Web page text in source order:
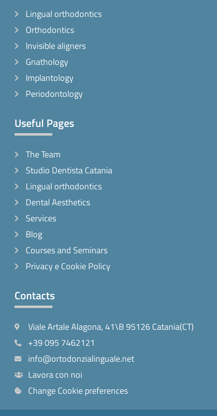
o
k
-
f
r
a
m
Lingual orthodontics
Orthodontics
Invisible aligners
Gnathology
Implantology
Periodontology
Useful Pages
The Team
Studio Dentista Catania
Lingual orthodontics
Dental Aesthetics
Services
Blog
Courses and Seminars
Privacy e Cookie Policy
Contacts
Viale Artale Alagona, 41\B 95126 Catania(CT)
+39 095 7462121
info@ortodonzialinguale.net
Lavora con noi
Change Cookie preferences